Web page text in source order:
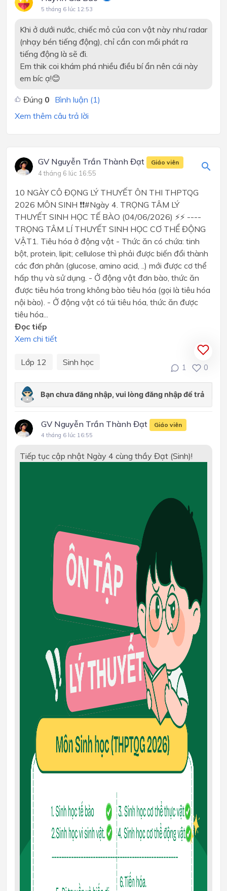
5 tháng 6 lúc 12:53
Khi ở dưới nước, chiếc mỏ của con vật này như radar
(nhạy bén tiếng động), chỉ cần con mồi phát ra
tiếng động là sẽ đi.
Em thik coi khám phá nhiều điều bí ẩn nên cái này
em bíc ạ!😊
Đúng 0 Bình luận (1)
Xem thêm câu trả lời
GV Nguyễn Trần Thành Đạt Giáo viên
4 tháng 6 lúc 16:55
10 NGÀY CÔ ĐỌNG LÝ THUYẾT ÔN THI THPTQG
2026 MÔN SINH ❗❗#Ngày 4. TRỌNG TÂM LÝ
THUYẾT SINH HỌC TẾ BÀO (04/06/2026) ⚡⚡ ----
TRỌNG TÂM LÍ THUYẾT SINH HỌC CƠ THỂ ĐỘNG
VẬT1. Tiêu hóa ở động vật - Thức ăn có chứa: tinh
bột, protein, lipit; cellulose thì phải được biến đổi thành
các đơn phân (glucose, amino acid, ..) mới được cơ thể
hấp thụ và sử dụng. - Ở động vật đơn bào, thức ăn
được tiêu hóa trong không bào tiêu hóa (gọi là tiêu hóa
nội bào). - Ở động vật có túi tiêu hóa, thức ăn được
tiêu hóa...
Đọc tiếp
Xem chi tiết
Lớp 12 Sinh học
1 0
GV Nguyễn Trần Thành Đạt Giáo viên
4 tháng 6 lúc 16:55
Tiếp tục cập nhật Ngày 4 cùng thầy Đạt (Sinh)!